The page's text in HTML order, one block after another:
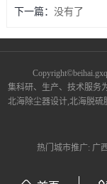
下一篇： 没有了
Copyright©
集科研、生产、技术服务
北海除尘器设计,北海脱
热门城市推广: 广